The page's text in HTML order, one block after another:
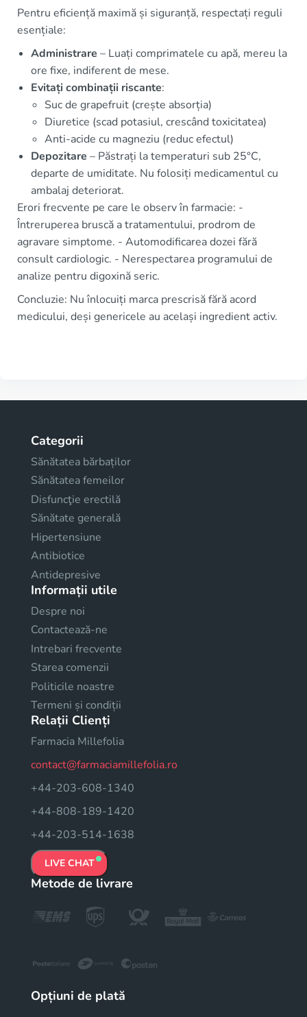
Pentru eficiență maximă și siguranță, respectați reguli
esențiale:
Administrare – Luați comprimatele cu apă, mereu la
ore fixe, indiferent de mese.
Evitați combinații riscante:
Suc de grapefruit (crește absorția)
Diuretice (scad potasiul, crescând toxicitatea)
Anti-acide cu magneziu (reduc efectul)
Depozitare – Păstrați la temperaturi sub 25°C,
departe de umiditate. Nu folosiți medicamentul cu
ambalaj deteriorat.
Erori frecvente pe care le observ în farmacie: -
Întreruperea bruscă a tratamentului, prodrom de
agravare simptome. - Automodificarea dozei fără
consult cardiologic. - Nerespectarea programului de
analize pentru digoxină seric.
Concluzie: Nu înlocuiți marca prescrisă fără acord
medicului, deși genericele au același ingredient activ.
Categorii
Sănătatea bărbaților
Sănătatea femeilor
Disfuncţie erectilă
Sănătate generală
Hipertensiune
Antibiotice
Antidepresive
Informații utile
Despre noi
Contactează-ne
Intrebari frecvente
Starea comenzii
Politicile noastre
Termeni și condiții
Relații Clienți
Farmacia Millefolia
contact@farmaciamillefolia.ro
+44-203-608-1340
+44-808-189-1420
+44-203-514-1638
LIVE CHAT
Metode de livrare
Opțiuni de plată